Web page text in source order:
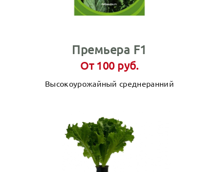
Премьера F1
От 100 руб.
Высокоурожайный среднеранний